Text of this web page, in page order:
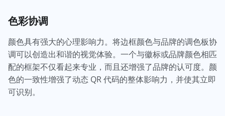
色彩协调
颜色具有强大的心理影响力。将边框颜色与品牌的调色板协
调可以创造出和谐的视觉体验。一个与徽标或品牌颜色相匹
配的框架不仅看起来专业，而且还增强了品牌的认可度。颜
色的一致性增强了动态 QR 代码的整体影响力，并使其立即
可识别。